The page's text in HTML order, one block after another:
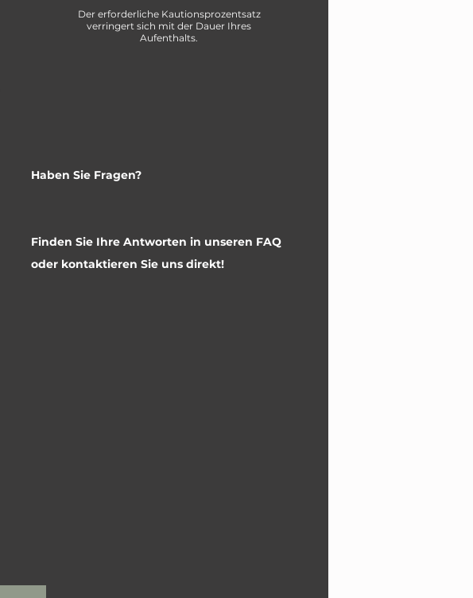
Der erforderliche Kautionsprozentsatz
verringert sich mit der Dauer Ihres
Aufenthalts.
Haben Sie Fragen?
Finden Sie Ihre Antworten in unseren FAQ
oder kontaktieren Sie uns direkt!